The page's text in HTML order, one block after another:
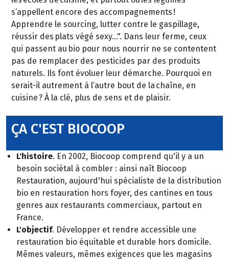
s’appellent encore des accompagnements !
Apprendre le sourcing, lutter contre le gaspillage,
réussir des plats végé sexy…". Dans leur ferme, ceux
qui passent au bio pour nous nourrir ne se contentent
pas de remplacer des pesticides par des produits
naturels. Ils font évoluer leur démarche. Pourquoi en
serait-il autrement à l’autre bout de la chaîne, en
cuisine ? À la clé, plus de sens et de plaisir.
ÇA C'EST BIOCOOP
L'histoire. En 2002, Biocoop comprend qu'il y a un
besoin sociétal à combler : ainsi naît Biocoop
Restauration, aujourd'hui spécialiste de la distribution
bio en restauration hors foyer, des cantines en tous
genres aux restaurants commerciaux, partout en
France.
L'objectif. Développer et rendre accessible une
restauration bio équitable et durable hors domicile.
Mêmes valeurs, mêmes exigences que les magasins